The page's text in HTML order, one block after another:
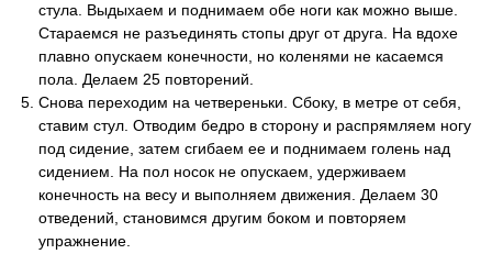
стула. Выдыхаем и поднимаем обе ноги как можно выше.
Стараемся не разъединять стопы друг от друга. На вдохе
плавно опускаем конечности, но коленями не касаемся
пола. Делаем 25 повторений.
Снова переходим на четвереньки. Сбоку, в метре от себя,
ставим стул. Отводим бедро в сторону и распрямляем ногу
под сидение, затем сгибаем ее и поднимаем голень над
сидением. На пол носок не опускаем, удерживаем
конечность на весу и выполняем движения. Делаем 30
отведений, становимся другим боком и повторяем
упражнение.